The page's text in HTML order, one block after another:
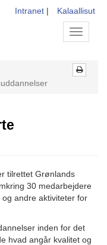
Toggle
Intranet | Kalaallisut
tilrettet Grønlands
30 medarbejdere
andre aktiviteter for
inden for det
hvad angår kvalitet og